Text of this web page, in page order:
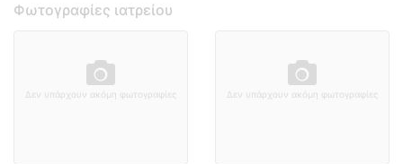
Φωτογραφίες ιατρείου
Δεν υπάρχουν ακόμη φωτογραφίες Δεν υπάρχουν ακόμη φωτογραφίες